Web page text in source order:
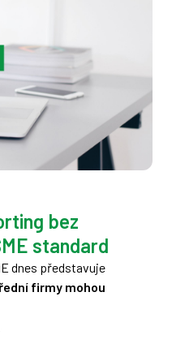
bez
standard
dnes představuje
firmy mohou